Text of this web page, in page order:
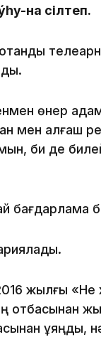
на сілтеп.
өнер
мен алғаш
би де
бағдарлама
жылғы «Не
отбасынан
ұяңдық,